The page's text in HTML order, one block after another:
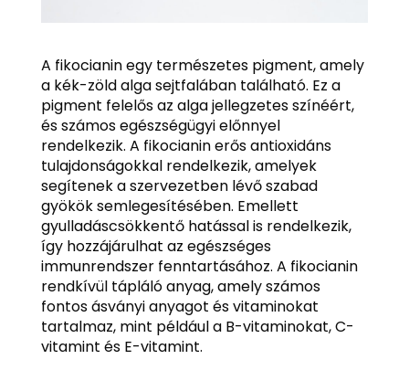
A fikocianin egy természetes pigment, amely
a kék-zöld alga sejtfalában található. Ez a
pigment felelős az alga jellegzetes színéért,
és számos egészségügyi előnnyel
rendelkezik. A fikocianin erős antioxidáns
tulajdonságokkal rendelkezik, amelyek
segítenek a szervezetben lévő szabad
gyökök semlegesítésében. Emellett
gyulladáscsökkentő hatással is rendelkezik,
így hozzájárulhat az egészséges
immunrendszer fenntartásához. A fikocianin
rendkívül tápláló anyag, amely számos
fontos ásványi anyagot és vitaminokat
tartalmaz, mint például a B-vitaminokat, C-
vitamint és E-vitamint.